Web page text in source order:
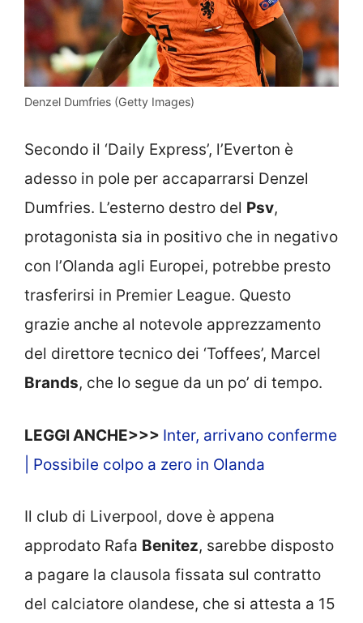
Denzel Dumfries (Getty Images)
Secondo il ‘Daily Express’, l’Everton è
adesso in pole per accaparrarsi Denzel
Dumfries. L’esterno destro del Psv,
protagonista sia in positivo che in negativo
con l’Olanda agli Europei, potrebbe presto
trasferirsi in Premier League. Questo
grazie anche al notevole apprezzamento
del direttore tecnico dei ‘Toffees’, Marcel
Brands, che lo segue da un po’ di tempo.
LEGGI ANCHE>>> Inter, arrivano conferme
| Possibile colpo a zero in Olanda
Il club di Liverpool, dove è appena
approdato Rafa Benitez, sarebbe disposto
a pagare la clausola fissata sul contratto
del calciatore olandese, che si attesta a 15